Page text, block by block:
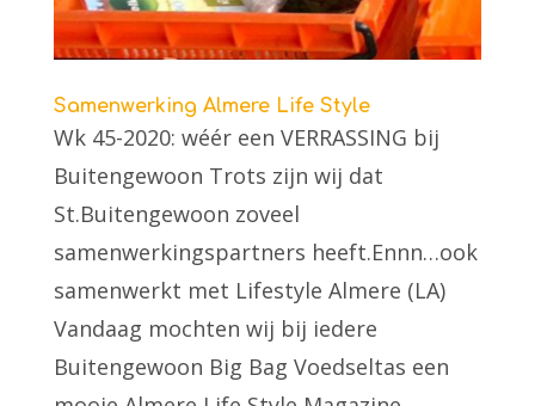
Samenwerking Almere Life Style
Wk 45-2020: wéér een VERRASSING bij
Buitengewoon Trots zijn wij dat
St.Buitengewoon zoveel
samenwerkingspartners heeft.Ennn…ook
samenwerkt met Lifestyle Almere (LA)
Vandaag mochten wij bij iedere
Buitengewoon Big Bag Voedseltas een